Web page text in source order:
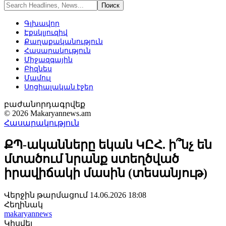
Գլխավոր
Էքսկլյուզիվ
Քաղաքականություն
Հասարակություն
Միջազգային
Բիզնես
Մամուլ
Սոցիալական էջեր
բաժանորդագրվեք
© 2026 Makaryannews.am
Հասարակություն
ՔՊ-ականները եկան ԿԸՀ. ի՞նչ են
մտածում նրանք ստեղծված
իրավիճակի մասին (տեսանյութ)
Վերջին թարմացում 14.06.2026 18:08
Հեղինակ
makaryannews
Կիսվել